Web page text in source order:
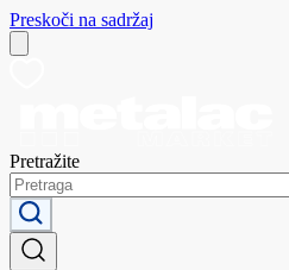
Preskoči na sadržaj
Pretražite